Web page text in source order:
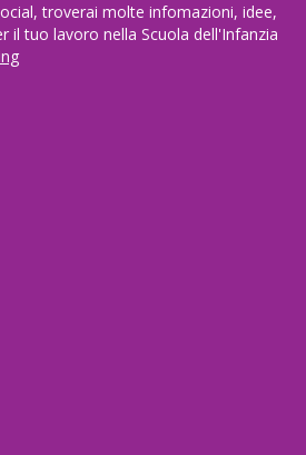
troverai molte infomazioni, idee,
il tuo lavoro nella Scuola dell'Infanzia